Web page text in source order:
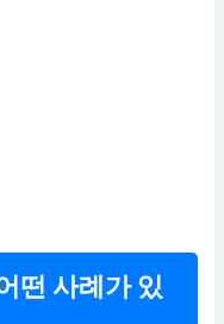
떤 사례가 있